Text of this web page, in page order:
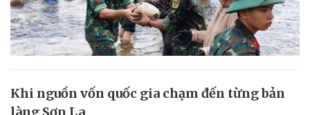
Khi nguồn vốn quốc gia chạm đến từng bản
làng Sơn La